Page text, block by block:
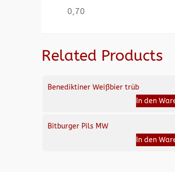
0,70
Related Products
Benediktiner Weißbier trüb
In den
Bitburger Pils MW
In den